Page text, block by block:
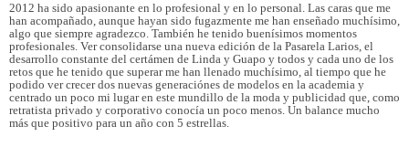
2012 ha sido apasionante en lo profesional y en lo personal. Las caras que me
han acompañado, aunque hayan sido fugazmente me han enseñado muchísimo,
algo que siempre agradezco. También he tenido buenísimos momentos
profesionales. Ver consolidarse una nueva edición de la Pasarela Larios, el
desarrollo constante del certámen de Linda y Guapo y todos y cada uno de los
retos que he tenido que superar me han llenado muchísimo, al tiempo que he
podido ver crecer dos nuevas generaciónes de modelos en la academia y
centrado un poco mi lugar en este mundillo de la moda y publicidad que, como
retratista privado y corporativo conocía un poco menos. Un balance mucho
más que positivo para un año con 5 estrellas.